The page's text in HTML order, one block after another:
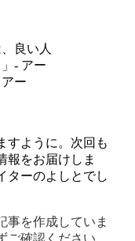
良い人
- アー
ー
すように。次回も
報をお届けしま
ターのよしとでし
事を作成していま
ご確認ください